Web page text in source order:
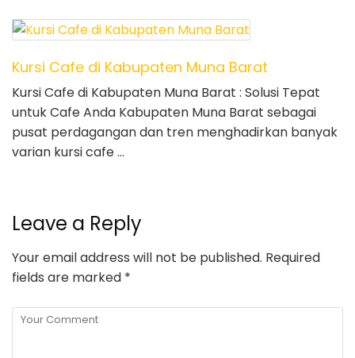
Kursi Cafe di Kabupaten Muna Barat
Kursi Cafe di Kabupaten Muna Barat : Solusi Tepat
untuk Cafe Anda Kabupaten Muna Barat sebagai
pusat perdagangan dan tren menghadirkan banyak
varian kursi cafe …
Leave a Reply
Your email address will not be published. Required
fields are marked *